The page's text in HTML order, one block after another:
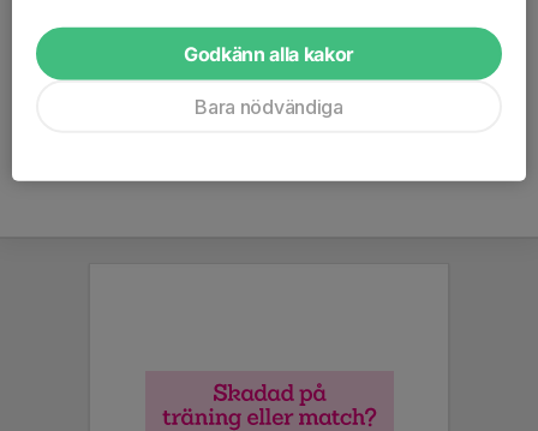
Titel
Assisterande tränare
Ålder
45 år
Godkänn alla kakor
Bara nödvändiga